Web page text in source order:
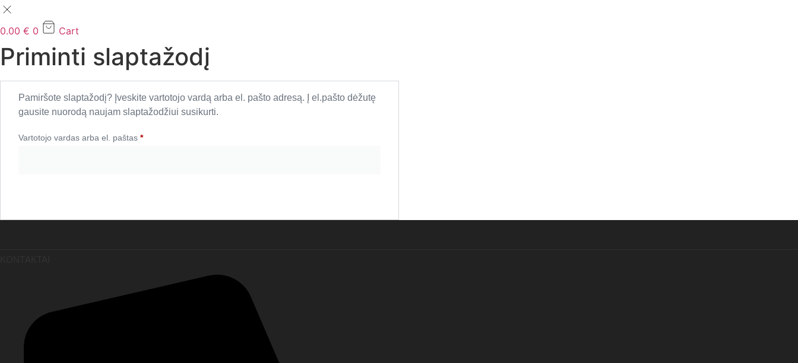
0.00 € 0 Cart
Priminti slaptažodį
Pamiršote slaptažodį? Įveskite vartotojo vardą arba el. pašto adresą. Į el.pašto dėžutę
gausite nuorodą naujam slaptažodžiui susikurti.
Vartotojo vardas arba el. paštas *Privalomas